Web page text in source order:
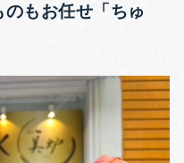
のもお任せ「ちゅ